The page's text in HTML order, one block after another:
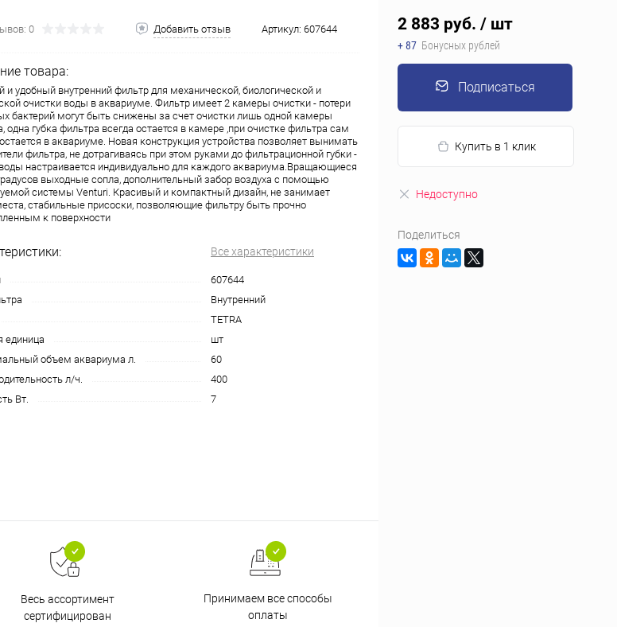
0 Добавить отзыв Артикул: 607644
товара:
удобный внутренний фильтр для механической, биологической и
очистки воды в аквариуме. Фильтр имеет 2 камеры очистки - потери
бактерий могут быть снижены за счет очистки лишь одной камеры
одна губка фильтра всегда остается в камере ,при очистке фильтра сам
в аквариуме. Новая конструкция устройства позволяет вынимать
фильтра, не дотрагиваясь при этом руками до фильтрационной губки -
настраивается индивидуально для каждого аквариума.Вращающиеся
выходные сопла, дополнительный забор воздуха с помощью
системы Venturi. Красивый и компактный дизайн, не занимает
стабильные присоски, позволяющие фильтру быть прочно
к поверхности
Все характеристики
607644
Внутренний
TETRA
единица
шт
объем аквариума л.
60
л/ч.
400
Вт.
7
Весь ассортимент
сертифицирован
Принимаем все способы
оплаты
2 883 руб. / шт
+ 87 Бонусных рублей
Подписаться
Купить в 1 клик
Недоступно
Поделиться